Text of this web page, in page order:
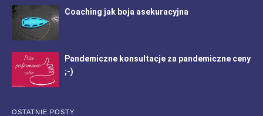
Coaching jak boja asekuracyjna
Pandemiczne konsultacje za pandemiczne ceny
;-)
OSTATNIE POSTY